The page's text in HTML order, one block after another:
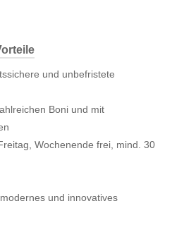
und unbefristete
Boni und mit
Wochenende frei, mind. 30
und innovatives